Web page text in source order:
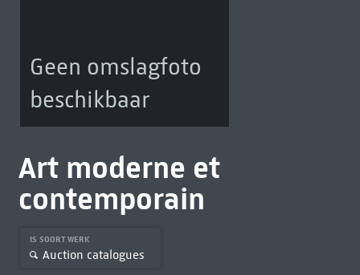
Geen omslagfoto
beschikbaar
Art moderne et
contemporain
IS SOORT WERK
Auction catalogues